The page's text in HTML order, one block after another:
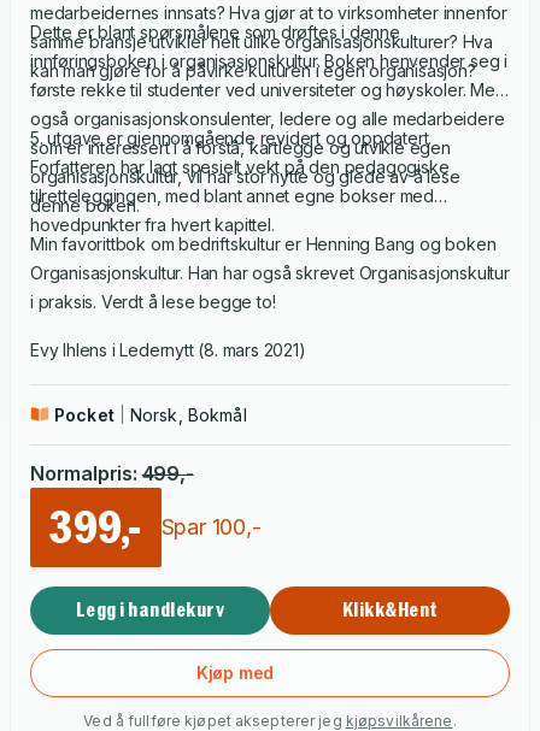
medarbeidernes innsats? Hva gjør at to virksomheter innenfor
samme bransje utvikler helt ulike organisasjonskulturer? Hva
kan man gjøre for å påvirke kulturen i egen organisasjon?
Dette er blant spørsmålene som drøftes i denne
innføringsboken i organisasjonskultur. Boken henvender seg i
første rekke til studenter ved universiteter og høyskoler. Men
også organisasjonskonsulenter, ledere og alle medarbeidere
som er interessert i å forstå, kartlegge og utvikle egen
organisasjonskultur, vil har stor nytte og glede av å lese
denne boken.
5. utgave er gjennomgående revidert og oppdatert.
Forfatteren har lagt spesielt vekt på den pedagogiske
tilretteleggingen, med blant annet egne bokser med
hovedpunkter fra hvert kapittel.
Min favorittbok om bedriftskultur er Henning Bang og boken
Organisasjonskultur. Han har også skrevet Organisasjonskultur
i praksis. Verdt å lese begge to!
Evy Ihlens i Ledernytt (8. mars 2021)
Pocket Norsk, Bokmål
Normalpris: 499,-
399,- Spar 100,-
Legg i handlekurv Klikk&Hent
Kjøp med
Ved å fullføre kjøpet aksepterer jeg kjøpsvilkårene .